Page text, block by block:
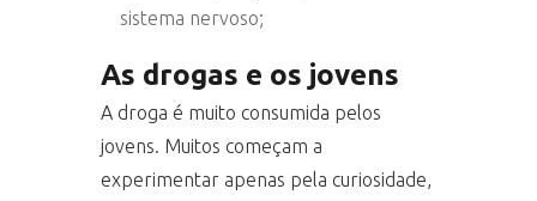
sistema nervoso;
As drogas e os jovens
A droga é muito consumida pelos
jovens. Muitos começam a
experimentar apenas pela curiosidade,